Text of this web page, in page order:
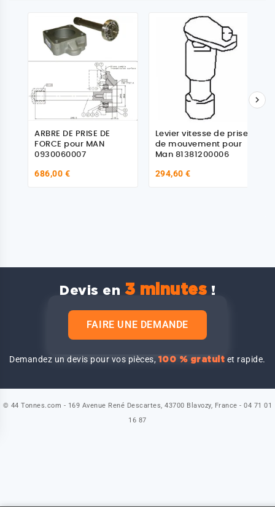
ARBRE DE PRISE DE
FORCE pour MAN
0930060007
686,00 €
Levier vitesse de prise
de mouvement pour
Man 81381200006
294,60 €

Devis en 3 minutes !
FAIRE UNE DEMANDE
Demandez un devis pour vos pièces,100 % gratuit et rapide.
© 44 Tonnes.com - 169 Avenue René Descartes, 43700 Blavozy, France - 04 71 01
16 87